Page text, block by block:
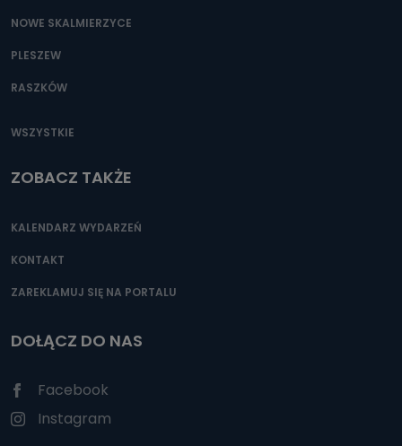
NOWE SKALMIERZYCE
PLESZEW
RASZKÓW
WSZYSTKIE
ZOBACZ TAKŻE
KALENDARZ WYDARZEŃ
KONTAKT
ZAREKLAMUJ SIĘ NA PORTALU
DOŁĄCZ DO NAS
Facebook
Instagram